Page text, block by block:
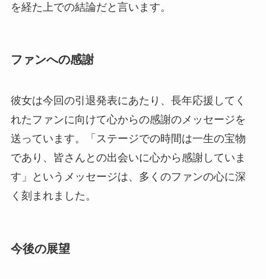
を経た上での結論だと言います。
ファンへの感謝
彼女は今回の引退発表にあたり、長年応援してく
れたファンに向けて心からの感謝のメッセージを
送っています。「ステージでの時間は一生の宝物
であり、皆さんとの出会いに心から感謝していま
す」というメッセージは、多くのファンの心に深
く刻まれました。
今後の展望